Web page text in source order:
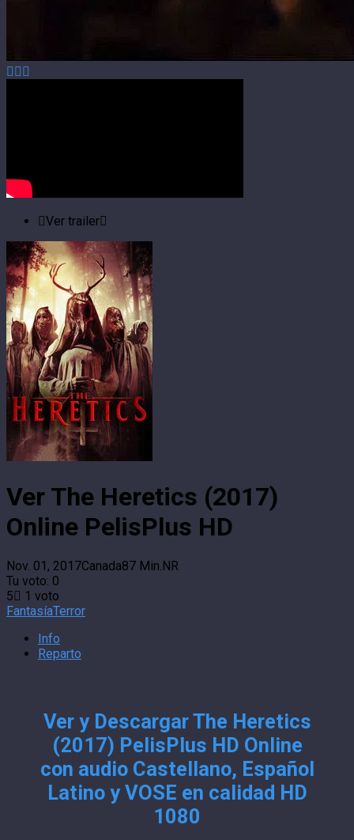
Ver trailer
Ver The Heretics (2017)
Online PelisPlus HD
Nov. 01, 2017Canada87 Min.NR
Tu voto: 0
5
1 voto
FantasíaTerror
Info
Reparto
Ver y Descargar The Heretics
(2017) PelisPlus HD Online
con audio Castellano, Español
Latino y VOSE en calidad HD
1080